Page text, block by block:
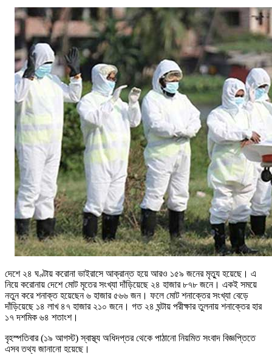
দেশে ২৪ ঘণ্টায় করোনা ভাইরাসে আক্রান্ত হয়ে আরও ১৫৯ জনের মৃত্যু হয়েছে। এ
নিয়ে করোনায় দেশে মোট মৃতের সংখ্যা দাঁড়িয়েছে ২৪ হাজার ৮৭৮ জনে। একই সময়ে
নতুন করে শনাক্ত হয়েছেন ৬ হাজার ৫৬৬ জন। ফলে মোট শনাক্তের সংখ্যা বেড়ে
দাঁড়িয়েছে ১৪ লাখ ৪৭ হাজার ২১০ জনে। গত ২৪ ঘন্টায় পরীক্ষার তুলনায় শনাক্তের হার
১৭ দশমিক ৬৪ শতাংশ।
বৃহস্পতিবার (১৯ আগস্ট) স্বাস্থ্য অধিদপ্তর থেকে পাঠানো নিয়মিত সংবাদ বিজ্ঞপ্তিতে
এসব তথ্য জানানো হয়েছে।